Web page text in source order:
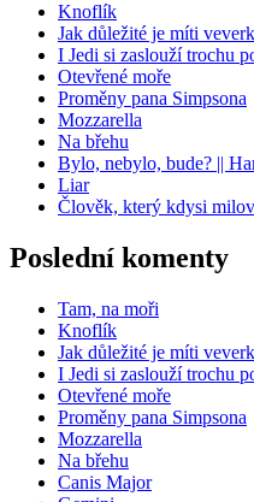
Knoflík
Jak důležité je míti
I Jedi si zaslouží trochu
Otevřené moře
Proměny pana Simpsona
Mozzarella
Na břehu
Bylo, nebylo, bude? ||
Liar
Člověk, který kdysi
Poslední komenty
Tam, na moři
Knoflík
Jak důležité je míti
I Jedi si zaslouží trochu
Otevřené moře
Proměny pana Simpsona
Mozzarella
Na břehu
Canis Major